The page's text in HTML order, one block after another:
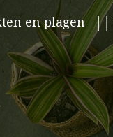
en plagen